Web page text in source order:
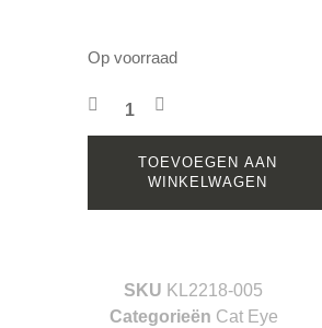
Op voorraad
TOEVOEGEN AAN
WINKELWAGEN
SKU KL2218-005
Categorieën Cat Eye